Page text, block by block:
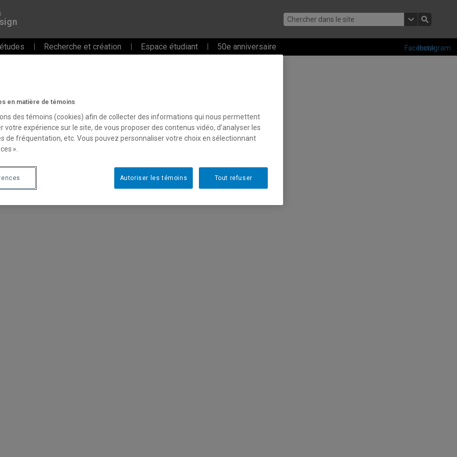
Facebook
Instagram
Recherche et création Espace étudiant 50e anniversaire
en matière de témoins
des témoins (cookies) afin de collecter des informations qui nous permettent
votre expérience sur le site, de vous proposer des contenus vidéo, d’analyser les
de fréquentation, etc. Vous pouvez personnaliser votre choix en sélectionnant
».
Tout refuser
Autoriser les témoins